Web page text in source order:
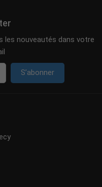
les nouveautés dans votre
S’abonner